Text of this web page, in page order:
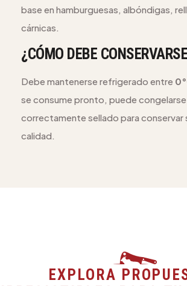
base en hamburguesas, albóndigas,
cárnicas.
¿CÓMO DEBE
Debe mantenerse refrigerado entre
se consume pronto, puede congelarse
correctamente sellado para conservar
calidad.
EXPLORA